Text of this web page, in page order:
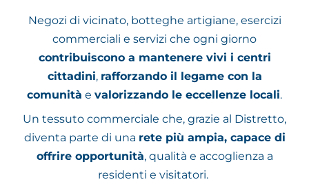
Negozi di vicinato, botteghe artigiane, esercizi
commerciali e servizi che ogni giorno
contribuiscono a mantenere vivi i centri
cittadini, rafforzando il legame con la
comunità e valorizzando le eccellenze locali.
Un tessuto commerciale che, grazie al Distretto,
diventa parte di una rete più ampia, capace di
offrire opportunità, qualità e accoglienza a
residenti e visitatori.